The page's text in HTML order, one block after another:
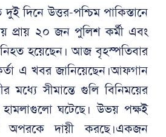
দিনে উত্তর-পশ্চিম পাকিস্তানে
প্রায় ২০ জন পুলিশ কর্মী এবং
হয়েছেন। আজ বৃহস্পতিবার
এ খবর জানিয়েছেন।আফগান
মধ্যে সীমান্তে গুলি বিনিময়ের
ঘটেছে। উভয় পক্ষই
অপরকে দায়ী করছে।একজন